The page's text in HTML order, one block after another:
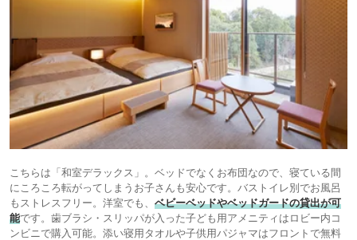
こちらは「和室デラックス」。ベッドでなくお布団なので、寝ている間
にころころ転がってしまうお子さんも安心です。バストイレ別でお風呂
もストレスフリー。洋室でも、 ベビーベッドやベッドガードの貸出が可
能です。歯ブラシ・スリッパが入った子ども用アメニティはロビー内コ
ンビニで購入可能。添い寝用タオルや子供用パジャマはフロントで無料